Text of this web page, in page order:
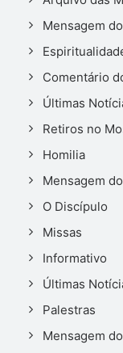
Mensagem
Comentário
Últimas
Retiros no
Homilia
Mensagem
O Discípulo
Missas
Informativo
Últimas
Palestras
Mensagem